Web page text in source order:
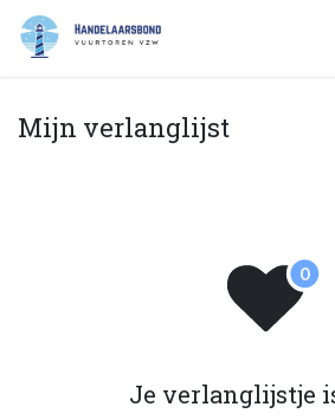
Overslaan naar inhoud
Mijn verlanglijst
Je verlanglijstje